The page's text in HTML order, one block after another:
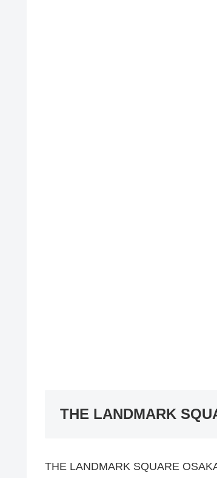
THE LANDMARK
THE LANDMARK SQUARE